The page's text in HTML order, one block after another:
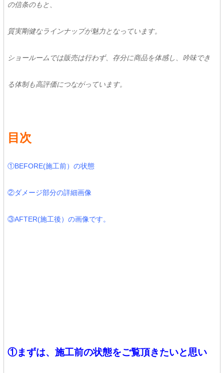
の信条のもと、
質実剛健なラインナップが魅力となっています。
ショールームでは販売は行わず、存分に商品を体感し、吟味でき
る体制も高評価につながっています。
目次
①BEFORE(施工前）の状態
②ダメージ部分の詳細画像
③AFTER(施工後）の画像です。
①まずは、施工前の状態をご覧頂きたいと思い